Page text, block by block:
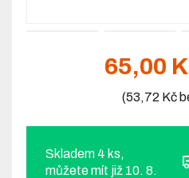
65,00
(53,72 Kč
Skladem 4 ks,
můžete mít již 10. 8.